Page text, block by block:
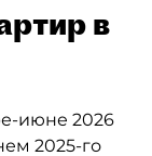
в
июне 2026
2025-го